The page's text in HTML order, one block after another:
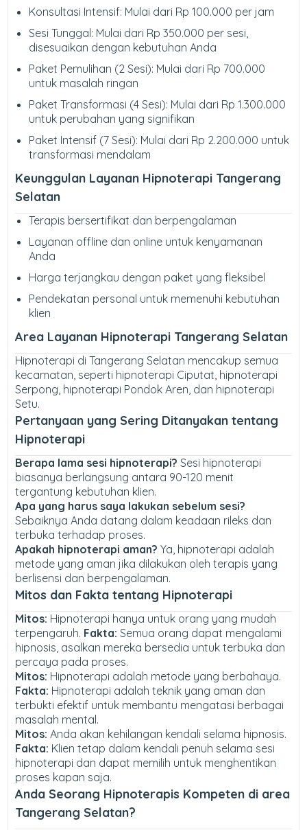
Konsultasi Intensif: Mulai dari Rp 100.000 per jam
Sesi Tunggal: Mulai dari Rp 350.000 per sesi,
disesuaikan dengan kebutuhan Anda
Paket Pemulihan (2 Sesi): Mulai dari Rp 700.000
untuk masalah ringan
Paket Transformasi (4 Sesi): Mulai dari Rp 1.300.000
untuk perubahan yang signifikan
Paket Intensif (7 Sesi): Mulai dari Rp 2.200.000 untuk
transformasi mendalam
Keunggulan Layanan Hipnoterapi Tangerang
Selatan
Terapis bersertifikat dan berpengalaman
Layanan offline dan online untuk kenyamanan
Anda
Harga terjangkau dengan paket yang fleksibel
Pendekatan personal untuk memenuhi kebutuhan
klien
Area Layanan Hipnoterapi Tangerang Selatan
Hipnoterapi di Tangerang Selatan mencakup semua
kecamatan, seperti hipnoterapi Ciputat, hipnoterapi
Serpong, hipnoterapi Pondok Aren, dan hipnoterapi
Setu.
Pertanyaan yang Sering Ditanyakan tentang
Hipnoterapi
Berapa lama sesi hipnoterapi? Sesi hipnoterapi
biasanya berlangsung antara 90-120 menit
tergantung kebutuhan klien.
Apa yang harus saya lakukan sebelum sesi?
Sebaiknya Anda datang dalam keadaan rileks dan
terbuka terhadap proses.
Apakah hipnoterapi aman? Ya, hipnoterapi adalah
metode yang aman jika dilakukan oleh terapis yang
berlisensi dan berpengalaman.
Mitos dan Fakta tentang Hipnoterapi
Mitos: Hipnoterapi hanya untuk orang yang mudah
terpengaruh. Fakta: Semua orang dapat mengalami
hipnosis, asalkan mereka bersedia untuk terbuka dan
percaya pada proses.
Mitos: Hipnoterapi adalah metode yang berbahaya.
Fakta: Hipnoterapi adalah teknik yang aman dan
terbukti efektif untuk membantu mengatasi berbagai
masalah mental.
Mitos: Anda akan kehilangan kendali selama hipnosis.
Fakta: Klien tetap dalam kendali penuh selama sesi
hipnoterapi dan dapat memilih untuk menghentikan
proses kapan saja.
Anda Seorang Hipnoterapis Kompeten di area
Tangerang Selatan?